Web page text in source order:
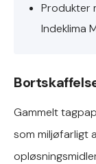
Produkter
Indeklima
Gammelt
som miljøfarligt